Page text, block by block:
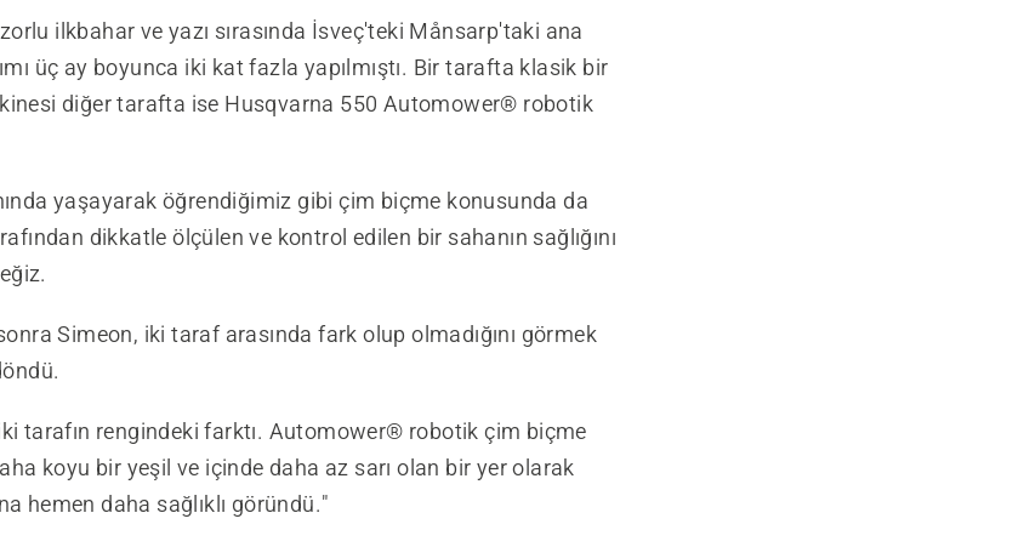
zorlu ilkbahar ve yazı sırasında İsveç'teki Månsarp'taki ana
üç ay boyunca iki kat fazla yapılmıştı. Bir tarafta klasik bir
diğer tarafta ise Husqvarna 550 Automower® robotik
yaşayarak öğrendiğimiz gibi çim biçme konusunda da
dikkatle ölçülen ve kontrol edilen bir sahanın sağlığını
Simeon, iki taraf arasında fark olup olmadığını görmek
tarafın rengindeki farktı. Automower® robotik çim biçme
koyu bir yeşil ve içinde daha az sarı olan bir yer olarak
hemen daha sağlıklı göründü."